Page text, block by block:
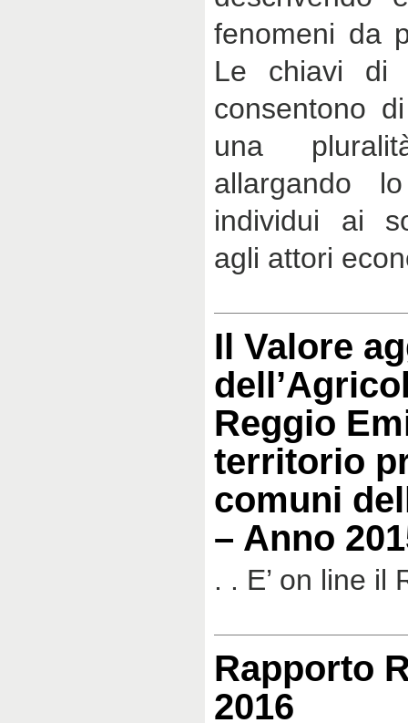
fenomeni da
Le chiavi di
consentono
una
allargando
individui ai
agli attori
Il Valore
Reggio
territorio
comuni
– Anno
. . E’ on line il
Rapporto
2016